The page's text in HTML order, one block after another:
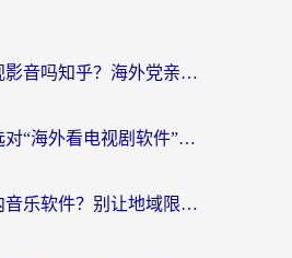
国外可以看央视影音吗知乎？海外党亲测有效的回国加速方案
海外党必看：选对“海外看电视剧软件”，再也不用愁国内剧刷不了
国外如何听国内音乐软件？别让地域限制，断了你的中文歌单